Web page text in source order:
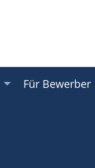
Für Bewerber